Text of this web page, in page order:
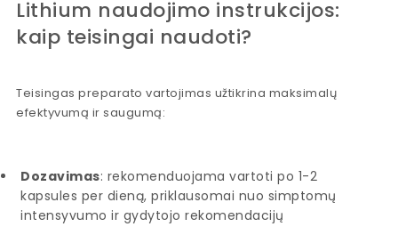
Lithium naudojimo instrukcijos:
kaip teisingai naudoti?
Teisingas preparato vartojimas užtikrina maksimalų
efektyvumą ir saugumą:
Dozavimas: rekomenduojama vartoti po 1-2
kapsules per dieną, priklausomai nuo simptomų
intensyvumo ir gydytojo rekomendacijų